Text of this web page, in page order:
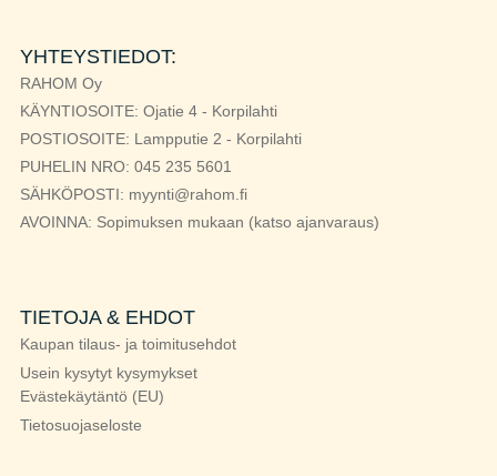
YHTEYSTIEDOT:
RAHOM Oy
KÄYNTIOSOITE: Ojatie 4 - Korpilahti
POSTIOSOITE: Lampputie 2 - Korpilahti
PUHELIN NRO: 045 235 5601
SÄHKÖPOSTI: myynti@rahom.fi
AVOINNA: Sopimuksen mukaan (katso ajanvaraus)
TIETOJA & EHDOT
Kaupan tilaus- ja toimitusehdot
Usein kysytyt kysymykset
Evästekäytäntö (EU)
Tietosuojaseloste